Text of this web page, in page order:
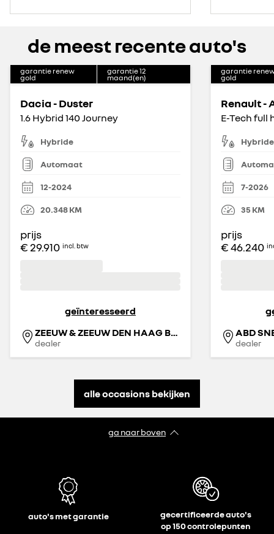
de meest recente auto's
garantie renew
gold
garantie12
maand(en)
Dacia - Duster
1.6 Hybrid 140 Journey
Hybride
Automaat
12-2024
20.348KM
prijs
€ 29.910 incl. btw
geïnteresseerd
ZEEUW & ZEEUW DEN HAAG BINCKHORST
dealer
garantie
gold
Renault -
Hybride
7-2026
35 KM
prijs
€ 46.240
ABD
dealer
alle occasions bekijken
ga naar boven
auto's met garantie
gecertificeerde auto's
op 150 controlepunten